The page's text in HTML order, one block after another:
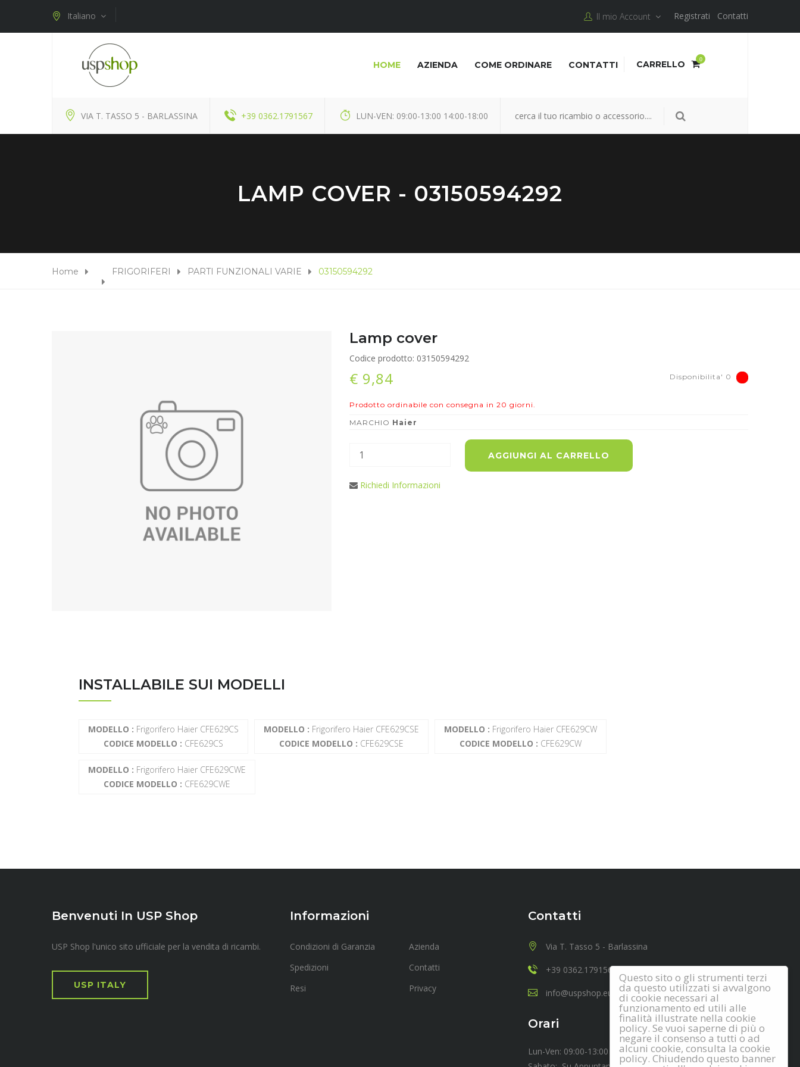
Questo sito o gli strumenti terzi
da questo utilizzati si avvalgono
di cookie necessari al
funzionamento ed utili alle
finalità illustrate nella cookie
policy. Se vuoi saperne di più o
negare il consenso a tutti o ad
alcuni cookie, consulta la cookie
policy. Chiudendo questo banner
Italiano Il mio Account Registrati Contatti
HOME AZIENDA COME ORDINARE CONTATTI CARRELLO 0
VIA T. TASSO 5 - BARLASSINA +39 0362.1791567 LUN-VEN: 09:00-13:00 14:00-18:00
LAMP COVER - 03150594292
Home FRIGORIFERI PARTI FUNZIONALI VARIE 03150594292
Lamp cover
Codice prodotto: 03150594292
€ 9,84 Disponibilita' 0
Prodotto ordinabile con consegna in 20 giorni.
MARCHIO Haier
AGGIUNGI AL CARRELLO
Richiedi Informazioni
INSTALLABILE SUI MODELLI
MODELLO : Frigorifero Haier CFE629CS
CODICE MODELLO : CFE629CS
MODELLO : Frigorifero Haier CFE629CSE
CODICE MODELLO : CFE629CSE
MODELLO : Frigorifero Haier CFE629CW
CODICE MODELLO : CFE629CW
MODELLO : Frigorifero Haier CFE629CWE
CODICE MODELLO : CFE629CWE
Benvenuti In USP Shop
USP Shop l'unico sito ufficiale per la vendita di ricambi.
USP ITALY
Informazioni
Condizioni di Garanzia
Spedizioni
Resi
Azienda
Contatti
Privacy
Contatti
Via T. Tasso 5 - Barlassina
+39 0362.1791567
info@uspshop.eu
Orari
Lun-Ven: 09:00-13:00 14:00-18:00